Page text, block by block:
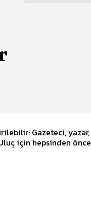
Gazeteci, yazar,
için hepsinden önce